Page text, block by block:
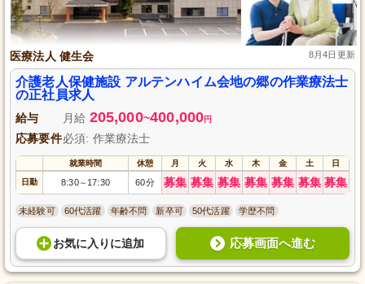
医療法人 健生会 8月4日更新
介護老人保健施設 アルテンハイム会地の郷の作業療法士
の正社員求人
給与 月給 205,000~400,000円
応募要件必須: 作業療法士
就業時間 休憩 月 火 水 木 金 土 日
日勤 8:30～ 17:30 60分 募集 募集 募集 募集 募集 募集 募集
未経験可 60代活躍 年齢不問 新卒可 50代活躍 学歴不問
お気に入り に追加 応募画面へ進む